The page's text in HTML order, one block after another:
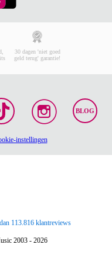
de leverancier
30 dagen 'niet goed
geld terug' garantie!
BLOG
instellingen
113.816 klantreviews
2003 - 2026